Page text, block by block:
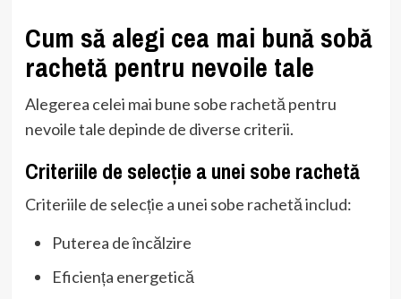
Cum să alegi cea mai bună sobă
rachetă pentru nevoile tale
Alegerea celei mai bune sobe rachetă pentru
nevoile tale depinde de diverse criterii.
Criteriile de selecție a unei sobe rachetă
Criteriile de selecție a unei sobe rachetă includ:
Puterea de încălzire
Eficiența energetică